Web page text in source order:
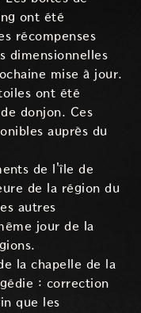
ont été
récompenses
dimensionnelles
mise à jour.
ont été
donjon. Ces
auprès du
de l'île de
de la région du
autres
jour de la
la chapelle de la
: correction
que les